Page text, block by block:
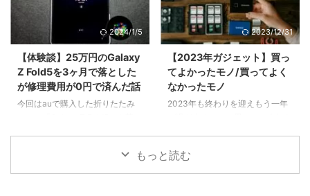
2024/1/5
【体験談】25万円のGalaxy
Z Fold5を3ヶ月で落とした
が修理費用が0円で済んだ話
今回はauで購入した折りたたみ
2023/12/31
【2023年ガジェット】買っ
てよかったモノ/買ってよく
なかったモノ
2023年も終わりを迎えもう一年
もっと読む